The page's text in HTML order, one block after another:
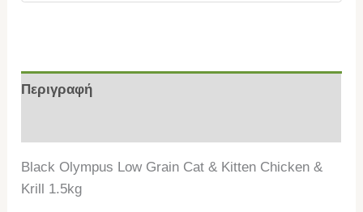
Περιγραφή
Black Olympus Low Grain Cat & Kitten Chicken &
Krill 1.5kg